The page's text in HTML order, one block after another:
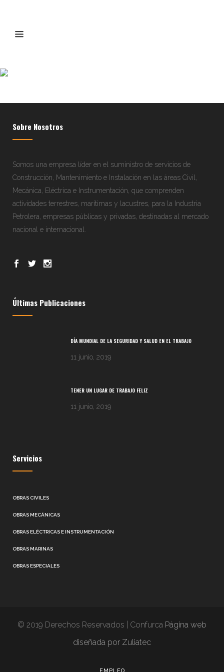
infantes
Sobre Nosotros
Somos una empresa líder en el suministro de servicios de
Construcción, Mantenimiento e Instalación en las áreas Civil,
Mecánica, Eléctrica e Instrumentación, que comprenden
actividades terrestres, marítimas y lacustres, para la Industria
Petrolera, empresas públicas y privadas, destinadas al mercado
nacional e internacional.
Últimas Publicaciones
DÍA MUNDIAL DE LA SEGURIDAD Y SALUD EN EL TRABAJO
11 junio, 2019
TENER UN LUGAR DE TRABAJO FELIZ
11 junio, 2019
Servicios
OBRAS CIVILES
OBRAS MECÁNICAS
OBRAS ELÉCTRICAS E INSTRUMENTACIÓN
OBRAS MARINAS
OBRAS ESPECIALES
© 2019 Derechos Reservados | Confurca Página web
diseñada por Zuliatec